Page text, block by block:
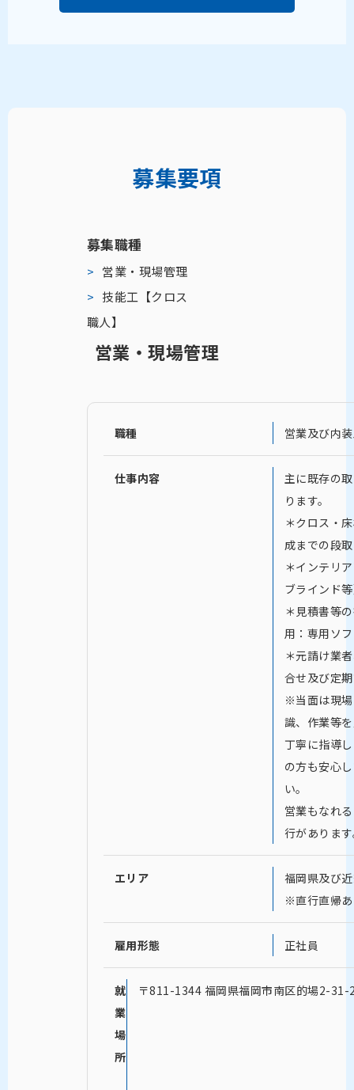
募集要項
募集職種
営業・現場管理
技能工【クロス
職人】
営業・現場管理
職種 営業及び内
仕事内容
主に既存の
ります。
＊クロス・
成までの段
＊インテリ
ブラインド
＊見積書等
用：専用ソ
＊元請け業
合せ及び定
※当面は現
識、作業等
丁寧に指導
の方も安心
い。
営業もなれ
行がありま
エリア
福岡県及び
※直行直帰
雇用形態 正社員
就
業
場
所
〒811-1344 福岡県福岡市南区的場2-31-